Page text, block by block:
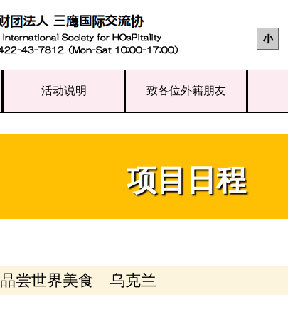
活动说明 致各位外籍朋友
项目日程
品尝世界美食 乌克兰